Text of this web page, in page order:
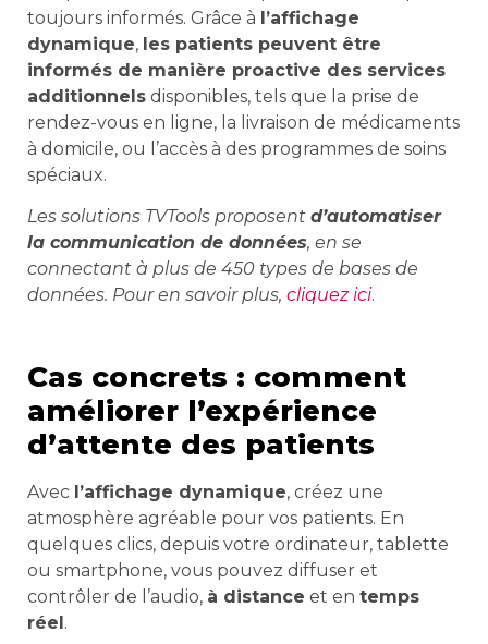
toujours informés. Grâce à l’affichage
dynamique, les patients peuvent être
informés de manière proactive des services
additionnels disponibles, tels que la prise de
rendez-vous en ligne, la livraison de médicaments
à domicile, ou l’accès à des programmes de soins
spéciaux.
Les solutions TVTools proposent d’automatiser
la communication de données, en se
connectant à plus de 450 types de bases de
données. Pour en savoir plus, cliquez ici.
Cas concrets : comment
améliorer l’expérience
d’attente des patients
Avec l’affichage dynamique, créez une
atmosphère agréable pour vos patients. En
quelques clics, depuis votre ordinateur, tablette
ou smartphone, vous pouvez diffuser et
contrôler de l’audio, à distance et en temps
réel.